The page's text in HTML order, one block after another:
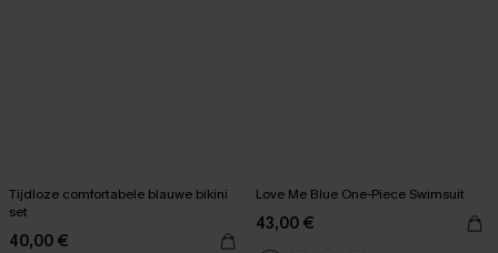
Tijdloze comfortabele blauwe bikini
set
40,00 €
Love Me Blue One-Piece Swimsuit
43,00 €